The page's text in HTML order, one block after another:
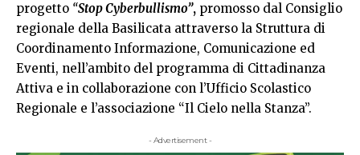
progetto “Stop Cyberbullismo”, promosso dal Consiglio
regionale della Basilicata attraverso la Struttura di
Coordinamento Informazione, Comunicazione ed
Eventi, nell’ambito del programma di Cittadinanza
Attiva e in collaborazione con l’Ufficio Scolastico
Regionale e l’associazione “Il Cielo nella Stanza”.
- Advertisement -